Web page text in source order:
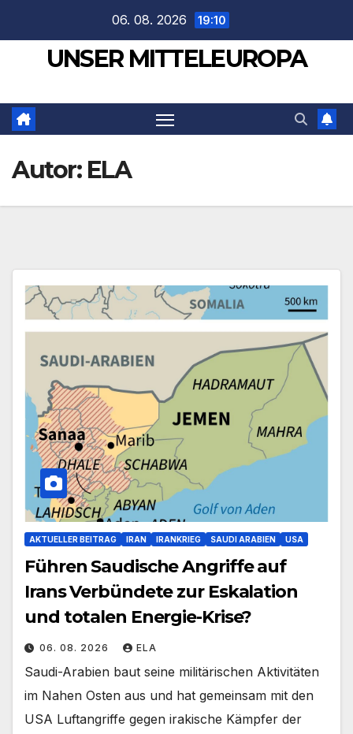
springen
06. 08. 2026 19:10
UNSER MITTELEUROPA
Autor: ELA
AKTUELLER BEITRAG IRAN IRANKRIEG SAUDI ARABIEN USA
Führen Saudische Angriffe auf
Irans Verbündete zur Eskalation
und totalen Energie-Krise?
06. 08. 2026 ELA
Saudi-Arabien baut seine militärischen Aktivitäten
im Nahen Osten aus und hat gemeinsam mit den
USA Luftangriffe gegen irakische Kämpfer der